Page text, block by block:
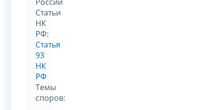
Статьи
НК
РФ:
Статья
93
НК
РФ
Темы
споров: